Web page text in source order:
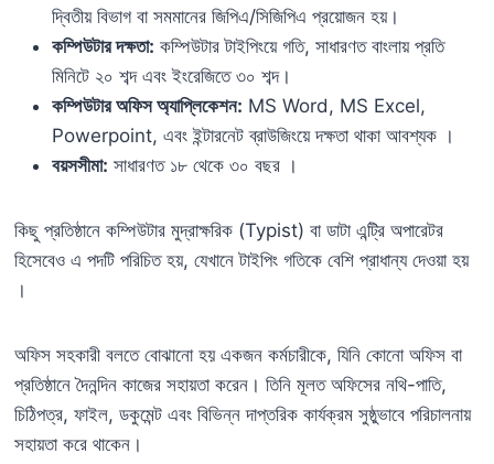
দ্বিতীয় বিভাগ বা সমমানের জিপিএ/সিজিপিএ প্রয়োজন হয়।
কম্পিউটার দক্ষতা: কম্পিউটার টাইপিংয়ে গতি, সাধারণত বাংলায় প্রতি
মিনিটে ২০ শব্দ এবং ইংরেজিতে ৩০ শব্দ।
কম্পিউটার অফিস অ্যাপ্লিকেশন: MS Word, MS Excel,
Powerpoint, এবং ইন্টারনেট ব্রাউজিংয়ে দক্ষতা থাকা আবশ্যক ।
বয়সসীমা: সাধারণত ১৮ থেকে ৩০ বছর ।
কিছু প্রতিষ্ঠানে কম্পিউটার মুদ্রাক্ষরিক (Typist) বা ডাটা এন্ট্রি অপারেটর
হিসেবেও এ পদটি পরিচিত হয়, যেখানে টাইপিং গতিকে বেশি প্রাধান্য দেওয়া হয়
।
অফিস সহকারী বলতে বোঝানো হয় একজন কর্মচারীকে, যিনি কোনো অফিস বা
প্রতিষ্ঠানে দৈনন্দিন কাজের সহায়তা করেন। তিনি মূলত অফিসের নথি-পাতি,
চিঠিপত্র, ফাইল, ডকুমেন্ট এবং বিভিন্ন দাপ্তরিক কার্যক্রম সুষ্ঠুভাবে পরিচালনায়
সহায়তা করে থাকেন।